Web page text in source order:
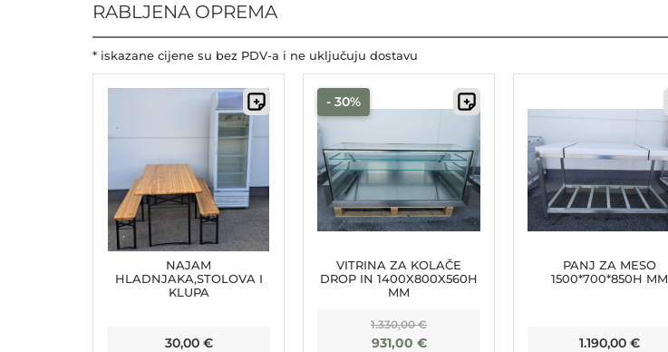
RABLJENA OPREMA
* iskazane cijene su bez PDV-a i ne uključuju dostavu
NAJAM
HLADNJAKA,STOLOVA I
KLUPA
30,00 €
- 30%
VITRINA ZA KOLAČE
DROP IN 1400X800X560H
MM
1.330,00€
931,00 €
PANJ ZA MESO
1500*700*850H MM
1.190,00 €